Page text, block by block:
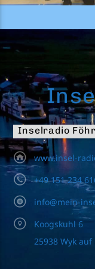
Inselradio
www.insel-
+49 151 234
info@mein-
Koogskuhl 6
25938 Wyk auf